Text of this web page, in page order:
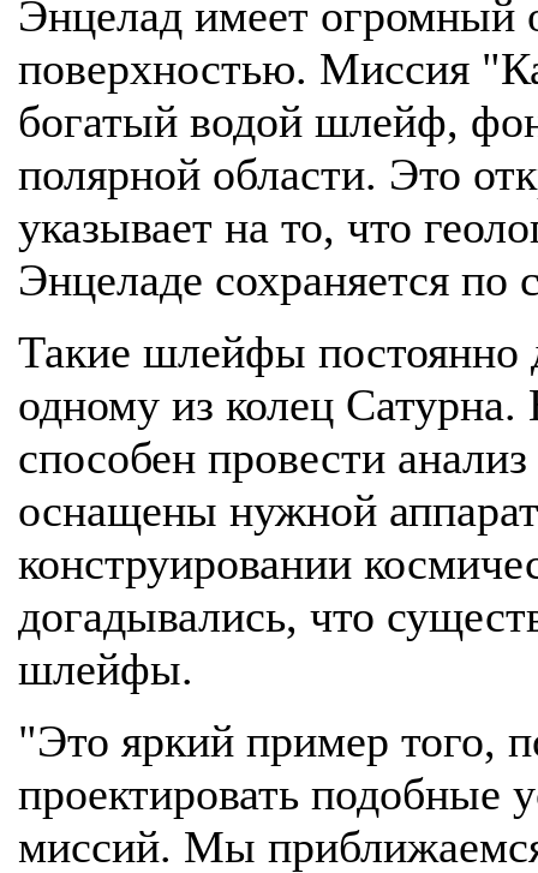
Энцелад имеет огромный
поверхностью. Миссия
богатый водой шлейф,
полярной области. Это
указывает на то, что
Энцеладе сохраняется по
Такие шлейфы постоянно
одному из колец
способен провести
оснащены нужной
конструировании
догадывались, что
шлейфы.
"Это яркий пример того,
проектировать подобные
миссий. Мы